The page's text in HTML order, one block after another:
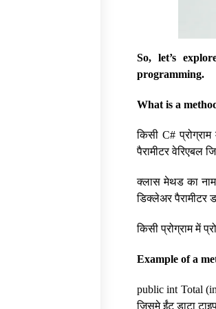
So, let’s
programming.
What is a
किसी C#
पैरामीटर वेरिएबल
क्लास मेथड का नाम
डिक्लेअर पैरामीटर
किसी प्रोग्राम में
Example of a
public int Total
जिसमे ईंट डाटा